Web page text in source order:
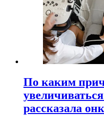
По каким
рассказала